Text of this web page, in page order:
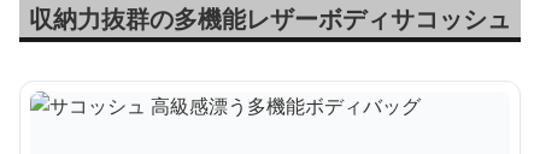
収納力抜群の多機能レザーボディサコッシュ